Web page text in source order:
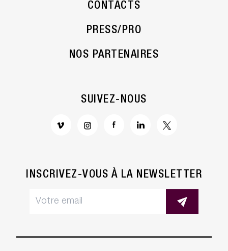
CONTACTS
PRESS/PRO
NOS PARTENAIRES
SUIVEZ-NOUS
INSCRIVEZ-VOUS À LA NEWSLETTER